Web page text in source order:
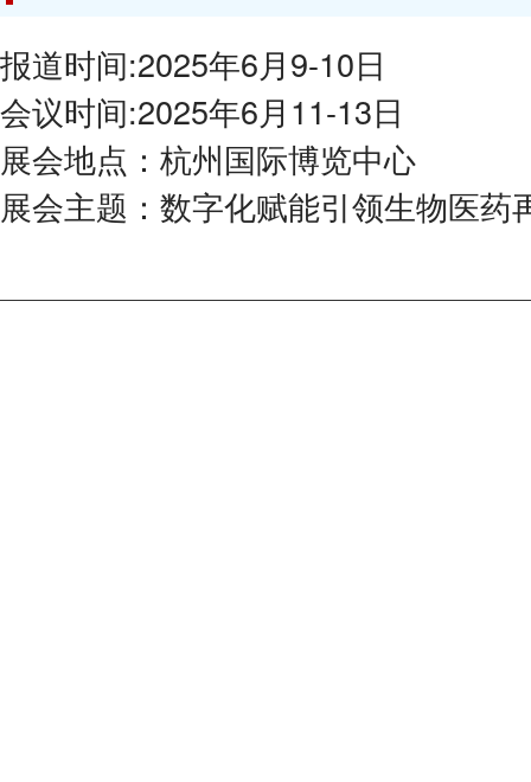
报道时间:2025年6月9-10日
会议时间:2025年6月11-13日
展会地点：杭州国际博览中心
展会主题：数字化赋能引领生物医药